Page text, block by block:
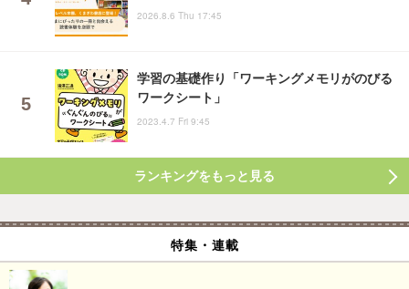
2026.8.6 Thu 17:45
学習の基礎作り「ワーキングメモリがのびる
ワークシート」
2023.4.7 Fri 9:45
ランキングをもっと見る
特集・連載